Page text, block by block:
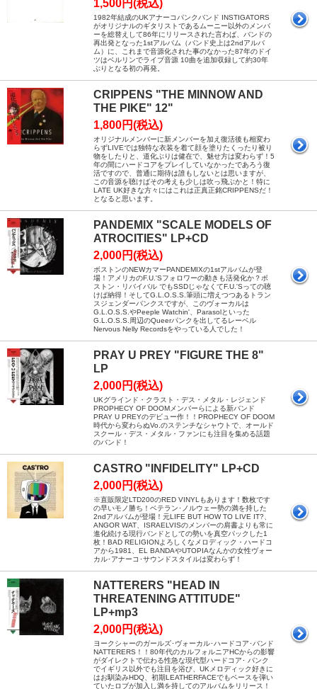
1,500円(税込)
1982年結成のUKアナーコパンクバンド INSTIGATORS
がオリジナルのギタリストであるムーニー以外のメンバ
ーを総替えして86年にリリースされた言わば、バンドの
再出発となった1stアルバム（バンド史上は2ndアルバ
ム）に、これまで音源化された事のなかった87年のドイ
ツはベルリンでライブ音源 10曲を追加収録して約30年
ぶりとなる初の再発。
CRIPPENS "THE MINNOW AND
THE PIKE" 12"
1,800円(税込)
オリジナルメンバーに新メンバーを加え復活後も相変わ
らずLIVEでは独特な衣装を着て顔を塗りたくったり被り
物をしたりと、道化ぶりは健在で、魅せ方は変わらず！5
年の間にハードコアをプレイしていなかったであろう復
活ですので、普通に期待は誰もしないとは思いますが、
この音源を聴けばその考えも少しは吹っ飛ぶかと！特に
LATE UK好きな方々にはこれは正真正銘CRIPPENSだ！
となると思います。
PANDEMIX "SCALE MODELS OF
ATROCITIES" LP+CD
2,000円(税込)
ボストンのNEWカマーPANDEMIXの1stアルバムが登
場！アメリカのF.U.'Sフォロワーの動きも活発化か？ボ
ストン・リバイバル でもSSDじゃなくてF.U.'Sっての聴
けば納得！そしてG.L.O.S.S.筆頭に増えつつあるトラン
スジェンダーパンクスですが、このヴォーカルは
G.L.O.S.S.やPeeple Watchin'、Parasolといった
G.L.O.S.S.周辺のQueerパンクを出してるレーベル
Nervous Nelly Recordsをやっている人でした！
PRAY U PREY "FIGURE THE 8"
LP
2,000円(税込)
UKグラインド・クラスト・デス・メタル・レジェンド
PROPHECY OF DOOMメンバーらによる新バンド
PRAY U PREYのデビュー作！！PROPHECY OF DOOM
時代から変わらぬVo.のステンチなシャウトで、オールド
スクール・デス・メタル・ファンにも注目を集める話題
のバンド！
CASTRO "INFIDELITY" LP+CD
2,000円(税込)
※直販限定LTD200のRED VINYLもあります！数枚です
の早いモノ勝ち！ベテラン･ノルウェー勢の満を持した
2ndアルバムが登場！元LIFE BUT HOW TO LIVE IT?、
ANGOR WAT、ISRAELVISのメンバーの肩書よりも常に
進化続ける現行バンドとしての勢いを真空パックした1
枚！BAD RELIGIONよろしくなメロディック・ハードコ
アから1981、EL BANDAやUTOPIAなんかの女性ヴォー
カル･アナーコ･サウンドスタイルは変わらず！
NATTERERS "HEAD IN
THREATENING ATTITUDE"
LP+mp3
2,000円(税込)
ヨークシャーのガールズ･ヴォーカル･ハードコア･バンド
NATTERERS！！80年代のカルフォルニアHCからの影響
がダイレクトで伝わる性急な現代型ハードコア･ パンク
でイギリス以外でも注目を浴び、UKメロディック好きに
はお馴染みHDQ、初期LEATHERFACEでもベースを弾い
ていたロブが加入し満を持してのアルバムをリリース！